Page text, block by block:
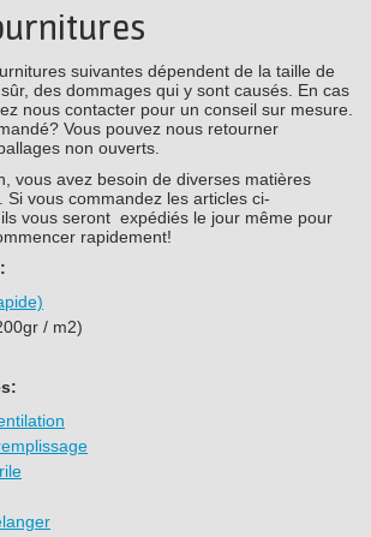
suivantes dépendent de la taille de
des dommages qui y sont causés. En cas
nous contacter pour un conseil sur mesure.
Vous pouvez nous retourner
non ouverts.
vous avez besoin de diverses matières
Si vous commandez les articles ci-
vous seront expédiés le jour même pour
rapidement!
/ m2)